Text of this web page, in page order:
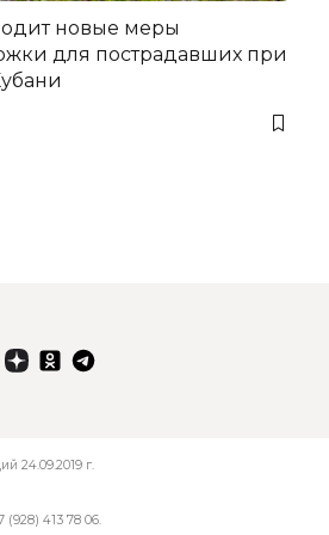
новые меры
для пострадавших при
24.09.2019 г.
(928) 413 78 06.